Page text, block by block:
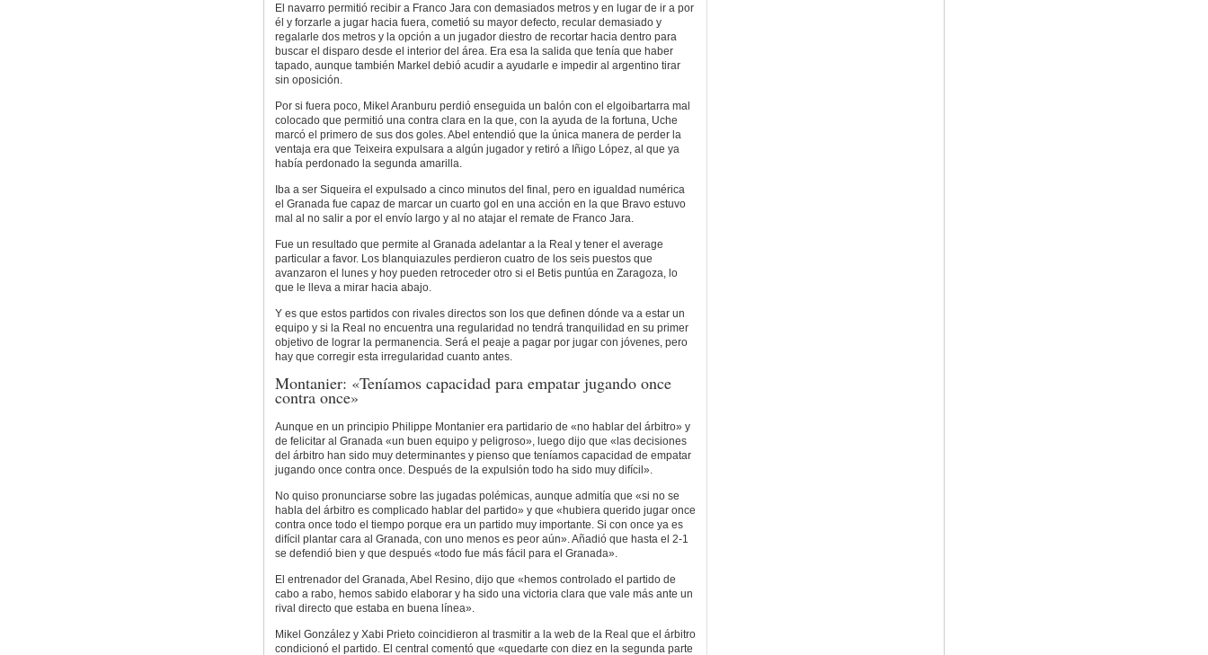
El navarro permitió recibir a Franco Jara con demasiados metros y en lugar de ir a por
él y forzarle a jugar hacia fuera, cometió su mayor defecto, recular demasiado y
regalarle dos metros y la opción a un jugador diestro de recortar hacia dentro para
buscar el disparo desde el interior del área. Era esa la salida que tenía que haber
tapado, aunque también Markel debió acudir a ayudarle e impedir al argentino tirar
sin oposición.
Por si fuera poco, Mikel Aranburu perdió enseguida un balón con el elgoibartarra mal
colocado que permitió una contra clara en la que, con la ayuda de la fortuna, Uche
marcó el primero de sus dos goles. Abel entendió que la única manera de perder la
ventaja era que Teixeira expulsara a algún jugador y retiró a Iñigo López, al que ya
había perdonado la segunda amarilla.
Iba a ser Siqueira el expulsado a cinco minutos del final, pero en igualdad numérica
el Granada fue capaz de marcar un cuarto gol en una acción en la que Bravo estuvo
mal al no salir a por el envío largo y al no atajar el remate de Franco Jara.
Fue un resultado que permite al Granada adelantar a la Real y tener el average
particular a favor. Los blanquiazules perdieron cuatro de los seis puestos que
avanzaron el lunes y hoy pueden retroceder otro si el Betis puntúa en Zaragoza, lo
que le lleva a mirar hacia abajo.
Y es que estos partidos con rivales directos son los que definen dónde va a estar un
equipo y si la Real no encuentra una regularidad no tendrá tranquilidad en su primer
objetivo de lograr la permanencia. Será el peaje a pagar por jugar con jóvenes, pero
hay que corregir esta irregularidad cuanto antes.
Montanier: «Teníamos capacidad para empatar jugando once
contra once»
Aunque en un principio Philippe Montanier era partidario de «no hablar del árbitro» y
de felicitar al Granada «un buen equipo y peligroso», luego dijo que «las decisiones
del árbitro han sido muy determinantes y pienso que teníamos capacidad de empatar
jugando once contra once. Después de la expulsión todo ha sido muy difícil».
No quiso pronunciarse sobre las jugadas polémicas, aunque admitía que «si no se
habla del árbitro es complicado hablar del partido» y que «hubiera querido jugar once
contra once todo el tiempo porque era un partido muy importante. Si con once ya es
difícil plantar cara al Granada, con uno menos es peor aún». Añadió que hasta el 2-1
se defendió bien y que después «todo fue más fácil para el Granada».
El entrenador del Granada, Abel Resino, dijo que «hemos controlado el partido de
cabo a rabo, hemos sabido elaborar y ha sido una victoria clara que vale más ante un
rival directo que estaba en buena línea».
Mikel González y Xabi Prieto coincidieron al trasmitir a la web de la Real que el árbitro
condicionó el partido. El central comentó que «quedarte con diez en la segunda parte